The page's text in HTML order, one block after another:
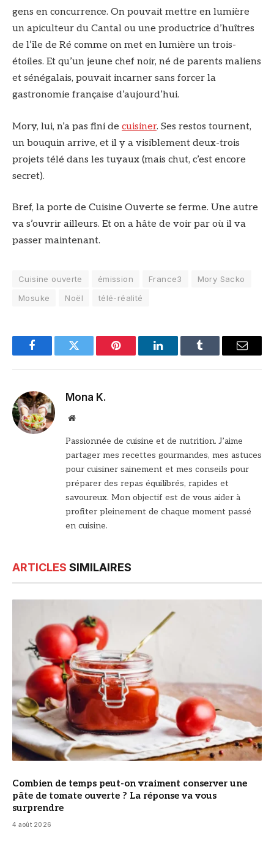
gens en concurrence. On pouvait mettre en lumière
un apiculteur du Cantal ou une productrice d’huîtres
de l’île de Ré comme on met en lumière un trois-
étoiles. Et qu’un jeune chef noir, né de parents maliens
et sénégalais, pouvait incarner sans forcer la
gastronomie française d’aujourd’hui.
Mory, lui, n’a pas fini de cuisiner. Ses restos tournent,
un bouquin arrive, et il y a visiblement deux-trois
projets télé dans les tuyaux (mais chut, c’est encore
secret).
Bref, la porte de Cuisine Ouverte se ferme. Une autre
va s’ouvrir ailleurs. Et on a hâte de voir par où il va
passer maintenant.
Cuisine ouverte émission France3
Mory Sacko
Mosuke
Noël télé-réalité
FacebookTwitter Pinterest LinkedInTumblr Email
Mona K.
Site
Passionnée de cuisine et de nutrition. J’aime
partager mes recettes gourmandes, mes astuces
pour cuisiner sainement et mes conseils pour
préparer des repas équilibrés, rapides et
savoureux. Mon objectif est de vous aider à
profiter pleinement de chaque moment passé
en cuisine.
ARTICLES SIMILAIRES
Combien de temps peut-on vraiment conserver une
pâte de tomate ouverte ? La réponse va vous
surprendre
4 août 2026